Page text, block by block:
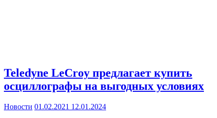
Teledyne LeCroy предлагает купить
осциллографы на выгодных условиях
Новости 01.02.2021 12.01.2024